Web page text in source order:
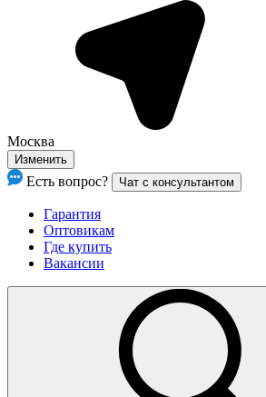
Москва
Изменить
Есть вопрос? Чат с консультантом
Гарантия
Оптовикам
Где купить
Вакансии